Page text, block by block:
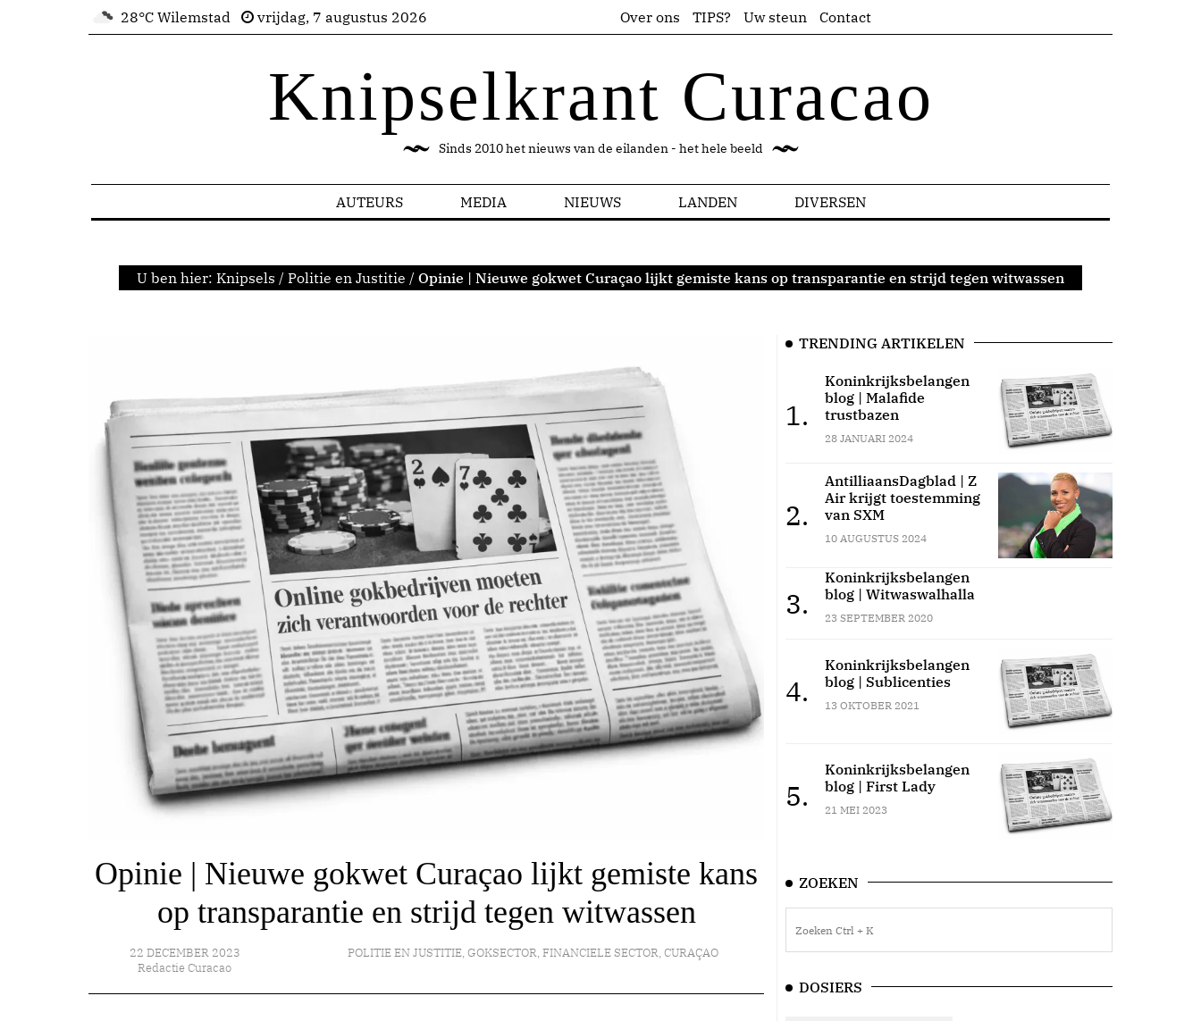
28°C Wilemstad vrijdag, 7 augustus 2026 Over ons TIPS? Uw steun Contact
Knipselkrant Curacao
Sinds 2010 het nieuws van de eilanden - het hele beeld
AUTEURS MEDIA NIEUWS LANDEN DIVERSEN
U ben hier: Knipsels / Politie en Justitie / Opinie | Nieuwe gokwet Curaçao lijkt gemiste kans op transparantie en strijd tegen witwassen
Opinie | Nieuwe gokwet Curaçao lijkt gemiste kans
op transparantie en strijd tegen witwassen
22 DECEMBER 2023
Redactie Curacao
POLITIE EN JUSTITIE,GOKSECTOR,FINANCIELE SECTOR,CURAÇAO
TRENDING ARTIKELEN
1.
Koninkrijksbelangen
blog | Malafide
trustbazen
28 JANUARI 2024
2.
AntilliaansDagblad | Z
Air krijgt toestemming
van SXM
10 AUGUSTUS 2024
3.
Koninkrijksbelangen
blog | Witwaswalhalla
23 SEPTEMBER 2020
4.
Koninkrijksbelangen
blog | Sublicenties
13 OKTOBER 2021
5.
Koninkrijksbelangen
blog | First Lady
21 MEI 2023
ZOEKEN
DOSIERS